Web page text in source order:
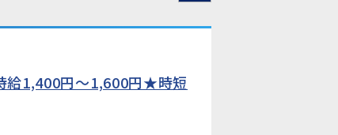
給1,400円〜1,600円★時短